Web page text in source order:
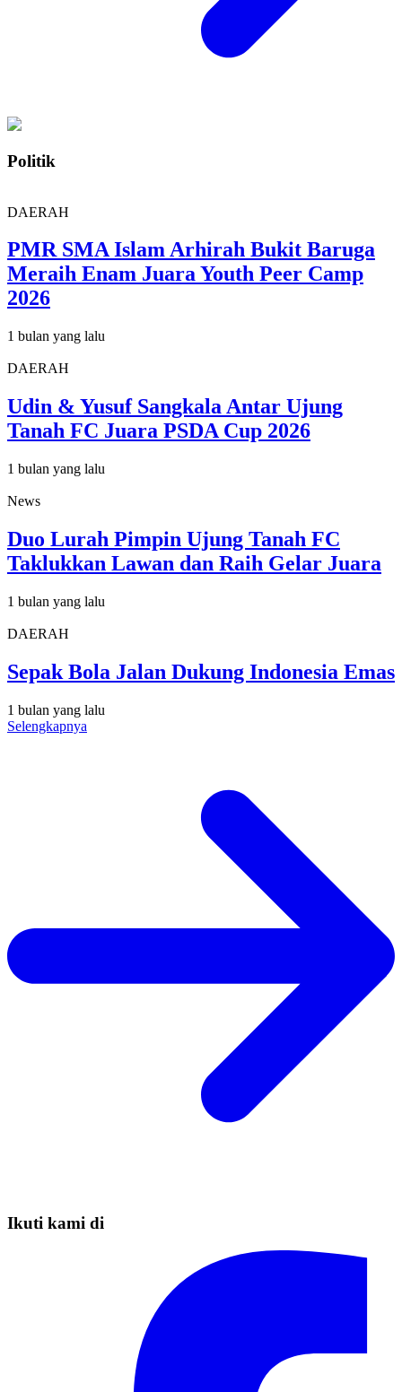
Politik
DAERAH
PMR SMA Islam Arhirah Bukit Baruga
Meraih Enam Juara Youth Peer Camp
2026
1 bulan yang lalu
DAERAH
Udin & Yusuf Sangkala Antar Ujung
Tanah FC Juara PSDA Cup 2026
1 bulan yang lalu
News
Duo Lurah Pimpin Ujung Tanah FC
Taklukkan Lawan dan Raih Gelar Juara
1 bulan yang lalu
DAERAH
Sepak Bola Jalan Dukung Indonesia Emas
1 bulan yang lalu
Selengkapnya
Ikuti kami di